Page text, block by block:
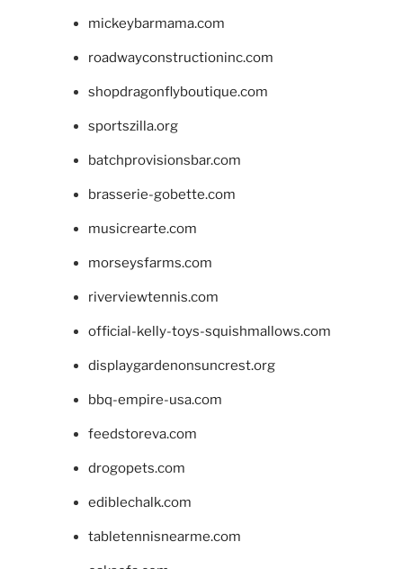
mickeybarmama.com
roadwayconstructioninc.com
shopdragonflyboutique.com
sportszilla.org
batchprovisionsbar.com
brasserie-gobette.com
musicrearte.com
morseysfarms.com
riverviewtennis.com
official-kelly-toys-squishmallows.com
displaygardenonsuncrest.org
bbq-empire-usa.com
feedstoreva.com
drogopets.com
ediblechalk.com
tabletennisnearme.com